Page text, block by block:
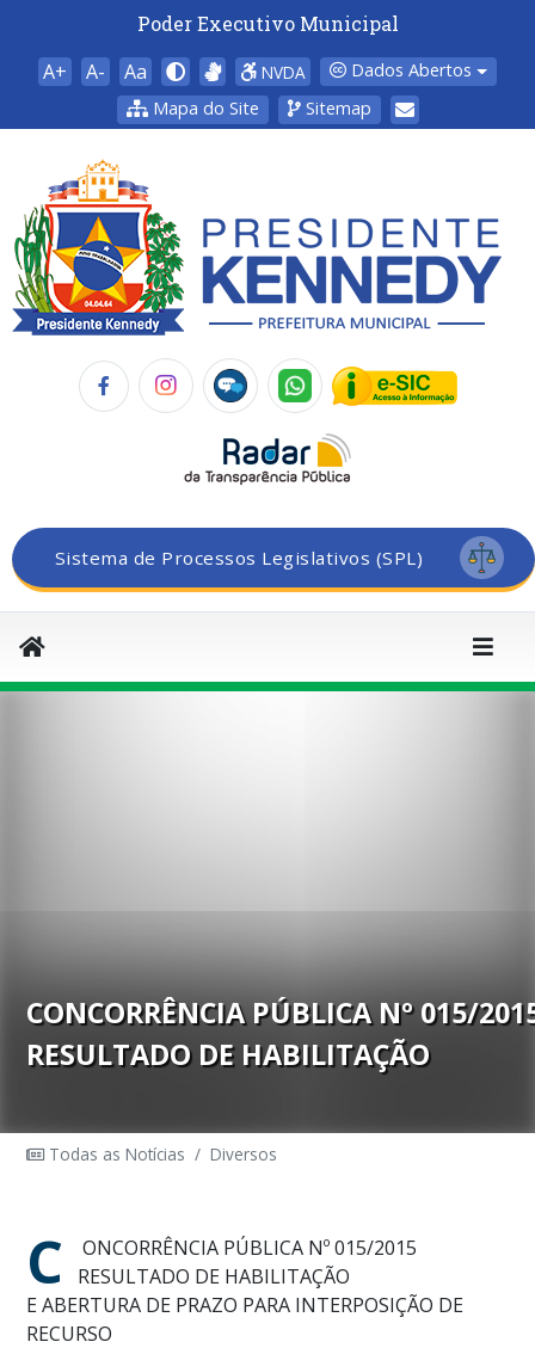
Poder Executivo Municipal
A+ A- Aa NVDA
Dados Abertos
Mapa do Site
Sitemap
Sistema de Processos Legislativos (SPL)
CONCORRÊNCIA PÚBLICA Nº 015/
RESULTADO DE HABILITAÇÃO
Todas as Notícias / Diversos
C
ONCORRÊNCIA PÚBLICA Nº 015/2015
RESULTADO DE HABILITAÇÃO
E ABERTURA DE PRAZO PARA INTERPOSIÇÃO DE
RECURSO